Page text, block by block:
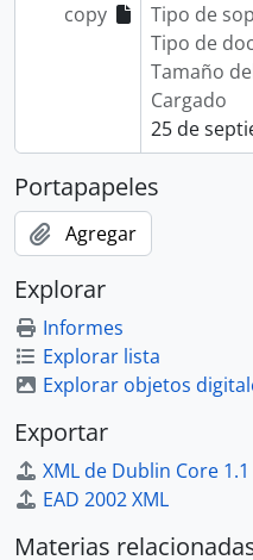
copy
Tipo de
Tipo de
Tamaño
Cargado
25 de
Portapapeles
Agregar
Explorar
Informes
Explorar lista
Explorar objetos
Exportar
XML de Dublin Core 1.1
EAD 2002 XML
Materias